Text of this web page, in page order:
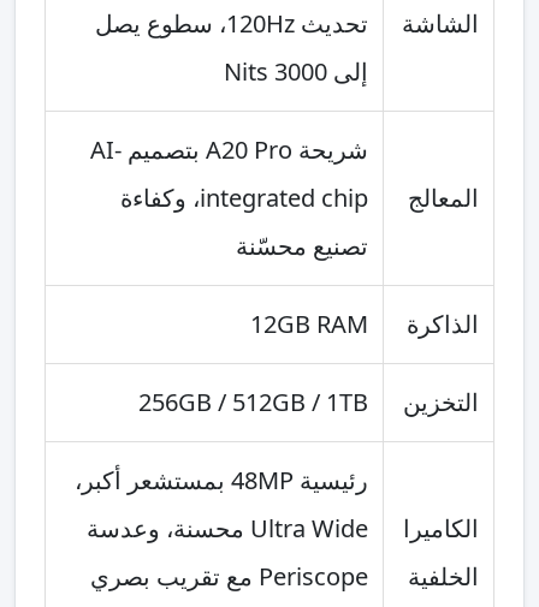
الشاشة
تحديث 120Hz، سطوع يصل
إلى 3000 Nits
المعالج
شريحة A20 Pro بتصميم AI-
integrated chip، وكفاءة
تصنيع محسّنة
الذاكرة 12GB RAM
التخزين 256GB / 512GB / 1TB
الكاميرا
الخلفية
رئيسية 48MP بمستشعر أكبر،
Ultra Wide محسنة، وعدسة
Periscope مع تقريب بصري